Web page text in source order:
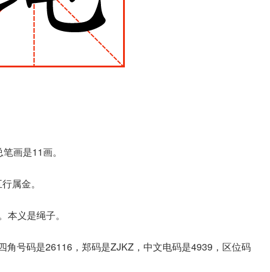
画是11画。
属金。
本义是绳子。
角号码是26116，郑码是ZJKZ，中文电码是4939，区位码